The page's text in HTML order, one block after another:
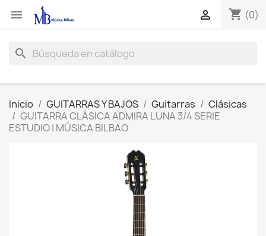
 shopping_cart (0)

search
Inicio GUITARRAS Y BAJOS Guitarras
Clásicas
GUITARRA CLÁSICA ADMIRA LUNA 3/4 SERIE
ESTUDIO | MÚSICA BILBAO